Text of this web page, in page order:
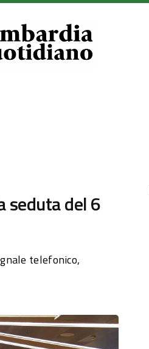
seduta del 6
telefonico,